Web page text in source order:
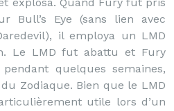
Bull’s Eye (sans lien avec
il employa un LMD
Le LMD fut abattu et Fury
quelques semaines,
Zodiaque. Bien que le LMD
utile lors d’un